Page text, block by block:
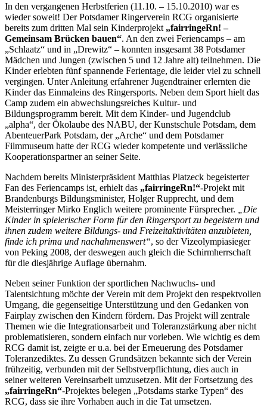
In den vergangenen Herbstferien (11.10. – 15.10.2010) war es
wieder soweit! Der Potsdamer Ringerverein RCG organisierte
bereits zum dritten Mal sein Kinderprojekt „fairringeRn! –
Gemeinsam Brücken bauen“. An den zwei Feriencamps – am
„Schlaatz“ und in „Drewitz“ – konnten insgesamt 38 Potsdamer
Mädchen und Jungen (zwischen 5 und 12 Jahre alt) teilnehmen. Die
Kinder erlebten fünf spannende Ferientage, die leider viel zu schnell
vergingen. Unter Anleitung erfahrener Jugendtrainer erlernten die
Kinder das Einmaleins des Ringersports. Neben dem Sport hielt das
Camp zudem ein abwechslungsreiches Kultur- und
Bildungsprogramm bereit. Mit dem Kinder- und Jugendclub
„alpha“, der Ökolaube des NABU, der Kunstschule Potsdam, dem
AbenteuerPark Potsdam, der „Arche“ und dem Potsdamer
Filmmuseum hatte der RCG wieder kompetente und verlässliche
Kooperationspartner an seiner Seite.
Nachdem bereits Ministerpräsident Matthias Platzeck begeisterter
Fan des Feriencamps ist, erhielt das „fairringeRn!“-Projekt mit
Brandenburgs Bildungsminister, Holger Rupprecht, und dem
Meisterringer Mirko Englich weitere prominente Fürsprecher.
„Die
Kinder in spielerischer Form für den Ringersport zu begeistern und
ihnen zudem weitere Bildungs- und Freizeitaktivitäten anzubieten,
finde ich prima und nachahmenswert“, so der Vizeolympiasieger
von Peking 2008, der deswegen auch gleich die Schirmherrschaft
für die diesjährige Auflage übernahm.
Neben seiner Funktion der sportlichen Nachwuchs- und
Talentsichtung möchte der Verein mit dem Projekt den respektvollen
Umgang, die gegenseitige Unterstützung und den Gedanken von
Fairplay zwischen den Kindern fördern. Das Projekt will zentrale
Themen wie die Integrationsarbeit und Toleranzstärkung aber nicht
problematisieren, sondern einfach nur vorleben. Wie wichtig es dem
RCG damit ist, zeigte er u.a. bei der Erneuerung des Potsdamer
Toleranzediktes. Zu dessen Grundsätzen bekannte sich der Verein
frühzeitig, verbunden mit der Selbstverpflichtung, dies auch in
seiner weiteren Vereinsarbeit umzusetzen. Mit der Fortsetzung des
„fairringeRn“-Projektes belegen „Potsdams starke Typen“ des
RCG, dass sie ihre Vorhaben auch in die Tat umsetzen.